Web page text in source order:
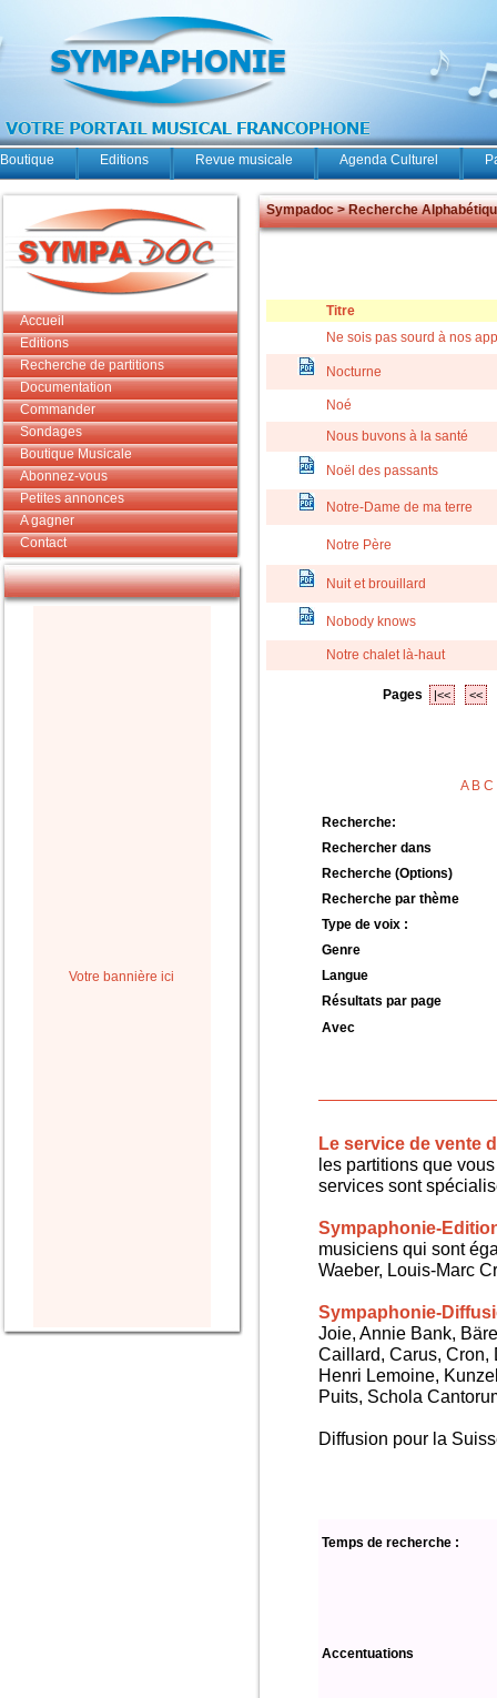
Boutique Editions Revue musicale Agenda Culturel
Accueil
Editions
Recherche de partitions
Documentation
Commander
Sondages
Boutique Musicale
Abonnez-vous
Petites annonces
A gagner
Contact
Votre bannière ici
Sympadoc > Recherche
Titre
Ne sois pas sourd à nos
Nocturne
Noé
Nous buvons à la santé
Noël des passants
Notre-Dame de ma terre
Notre Père
Nuit et brouillard
Nobody knows
Notre chalet là-haut
Pages |<< <<
A B C
Recherche:
Rechercher dans
Recherche (Options)
Recherche par thème
Type de voix :
Genre
Langue
Résultats par page
Avec
Le service de vente
les partitions que
services sont
Sympaphonie-
musiciens qui sont
Waeber, Louis-Marc
Sympaphonie-
Joie, Annie Bank,
Caillard, Carus, Cron,
Henri Lemoine,
Puits, Schola
Diffusion pour la
Temps de recherche :
Accentuations